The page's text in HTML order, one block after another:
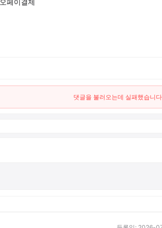
댓글을 불러오는데 실패했습니